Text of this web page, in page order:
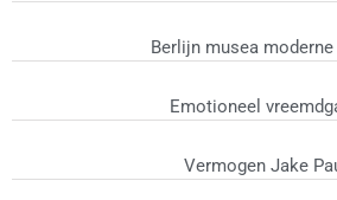
Berlijn musea
Emotioneel
Vermogen Jake